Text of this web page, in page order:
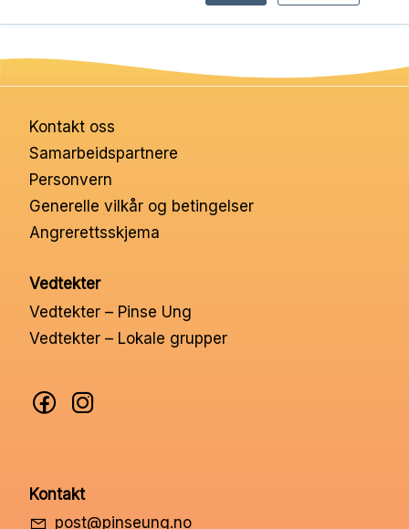
Kontakt oss
Samarbeidspartnere
Personvern
Generelle vilkår og betingelser
Angrerettsskjema
Vedtekter
Vedtekter – Pinse Ung
Vedtekter – Lokale grupper
Kontakt
post@pinseung.no
Hva vi gjør
Ressurser
Nettbutikk
Kontakt oss
Min konto